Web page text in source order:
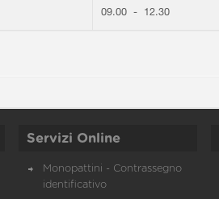
09.00 - 12.30
Servizi Online
Monopattini - Contrassegno
identificativo